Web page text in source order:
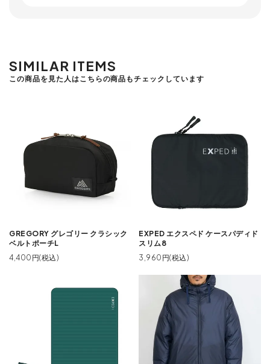
SIMILAR ITEMS
この商品を見た人はこちらの商品もチェックしています
GREGORY グレゴリー クラシック
ベルトポーチL
4,400円(税込)
EXPED エクスペド ケースパディド
スリム8
3,960円(税込)